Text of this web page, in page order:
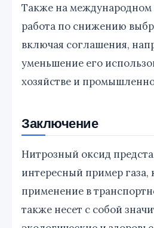
Также на международном
работа по снижению
включая соглашения,
уменьшение его
хозяйстве и
Заключение
Нитрозный оксид
интересный пример газа,
применение в
также несет с собой